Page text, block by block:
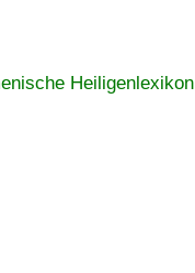
Heiligenlexikon